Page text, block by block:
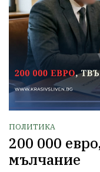
ПОЛИТИКА
200 000
мълчание